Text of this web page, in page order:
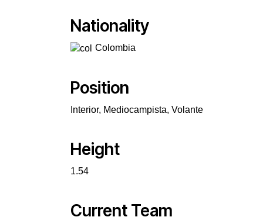
Nationality
Colombia
Position
Interior, Mediocampista, Volante
Height
1.54
Current Team